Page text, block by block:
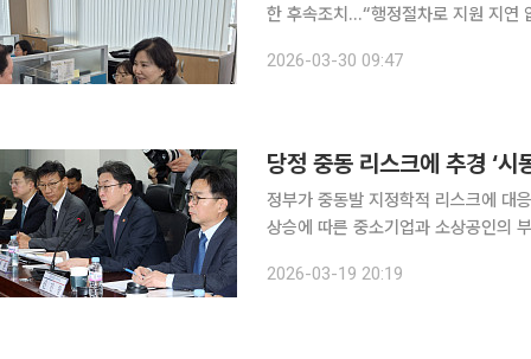
한 후속조치…“행정절차로 지원 지연 없앨 것” 서민금융진흥원이 햇살론 특례
제’를 도입한다. 30일 서금
2026-03-30 09:47
당정 중동 리스크에 추경 ‘
정부가 중동발 지정학적 리스크에 대
상승에 따른 중소기업과 소상공인의
국회 정무위원회 소속 김남근 의원은
2026-03-19 20:19